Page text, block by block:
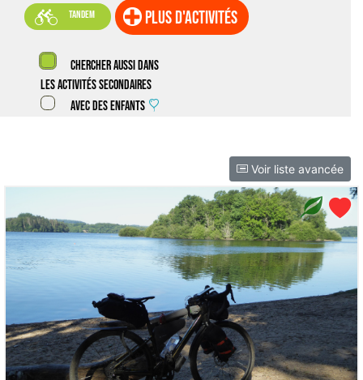
 tandem plus d'activités
Chercher aussi dans
les activités secondaires
Avec des enfants
Voir liste avancée